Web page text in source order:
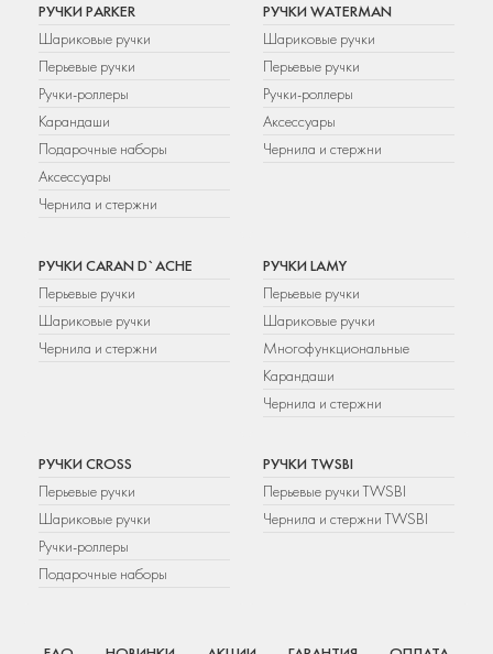
РУЧКИ PARKER
Шариковые ручки
Перьевые ручки
Ручки-роллеры
Карандаши
Подарочные наборы
Аксессуары
Чернила и стержни
РУЧКИ WATERMAN
Шариковые ручки
Перьевые ручки
Ручки-роллеры
Аксессуары
Чернила и стержни
РУЧКИ CARAN D`ACHE
Перьевые ручки
Шариковые ручки
Чернила и стержни
РУЧКИ LAMY
Перьевые ручки
Шариковые ручки
Многофункциональные
Карандаши
Чернила и стержни
РУЧКИ CROSS
Перьевые ручки
Шариковые ручки
Ручки-роллеры
Подарочные наборы
РУЧКИ TWSBI
Перьевые ручки TWSBI
Чернила и стержни TWSBI